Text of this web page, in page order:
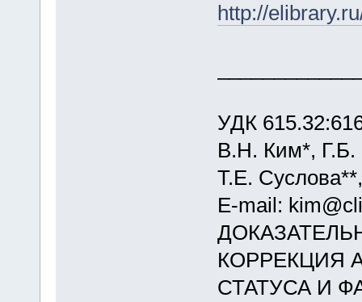
http://
УДК
В.Н. Ким*,
Т.Е.
E-mail:
КОРРЕКЦИЯ
СТАТУСА И